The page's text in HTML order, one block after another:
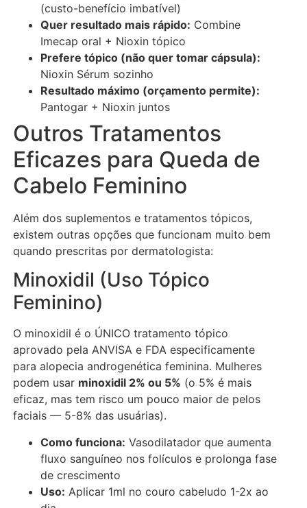
(custo-benefício imbatível)
Quer resultado mais rápido: Combine
Imecap oral + Nioxin tópico
Prefere tópico (não quer tomar cápsula):
Nioxin Sérum sozinho
Resultado máximo (orçamento permite):
Pantogar + Nioxin juntos
Outros Tratamentos
Eficazes para Queda de
Cabelo Feminino
Além dos suplementos e tratamentos tópicos,
existem outras opções que funcionam muito bem
quando prescritas por dermatologista:
Minoxidil (Uso Tópico
Feminino)
O minoxidil é o ÚNICO tratamento tópico
aprovado pela ANVISA e FDA especificamente
para alopecia androgenética feminina. Mulheres
podem usar minoxidil 2% ou 5% (o 5% é mais
eficaz, mas tem risco um pouco maior de pelos
faciais — 5-8% das usuárias).
Como funciona: Vasodilatador que aumenta
fluxo sanguíneo nos folículos e prolonga fase
de crescimento
Uso: Aplicar 1ml no couro cabeludo 1-2x ao